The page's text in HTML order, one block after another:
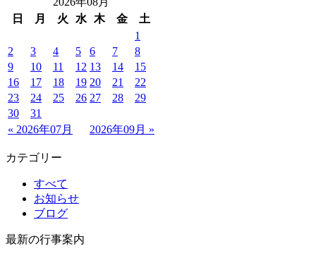
日
月 火 水 木 金 土
« 2026年07月 2026年09月 »
1
2
3 4 5 6 7
8
9
10 11 12 13 14
15
16
17 18 19 20 21
22
23
24 25 26 27 28
29
30
31
カテゴリー
すべて
お知らせ
ブログ
最新の行事案内